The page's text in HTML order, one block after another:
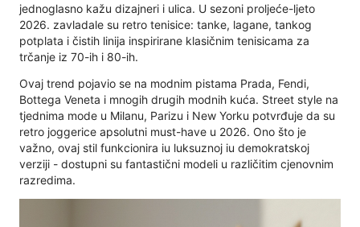
jednoglasno kažu dizajneri i ulica. U sezoni proljeće-ljeto
2026. zavladale su retro tenisice: tanke, lagane, tankog
potplata i čistih linija inspirirane klasičnim tenisicama za
trčanje iz 70-ih i 80-ih.
Ovaj trend pojavio se na modnim pistama Prada, Fendi,
Bottega Veneta i mnogih drugih modnih kuća. Street style na
tjednima mode u Milanu, Parizu i New Yorku potvrđuje da su
retro joggerice apsolutni must-have u 2026. Ono što je
važno, ovaj stil funkcionira iu luksuznoj iu demokratskoj
verziji - dostupni su fantastični modeli u različitim cjenovnim
razredima.